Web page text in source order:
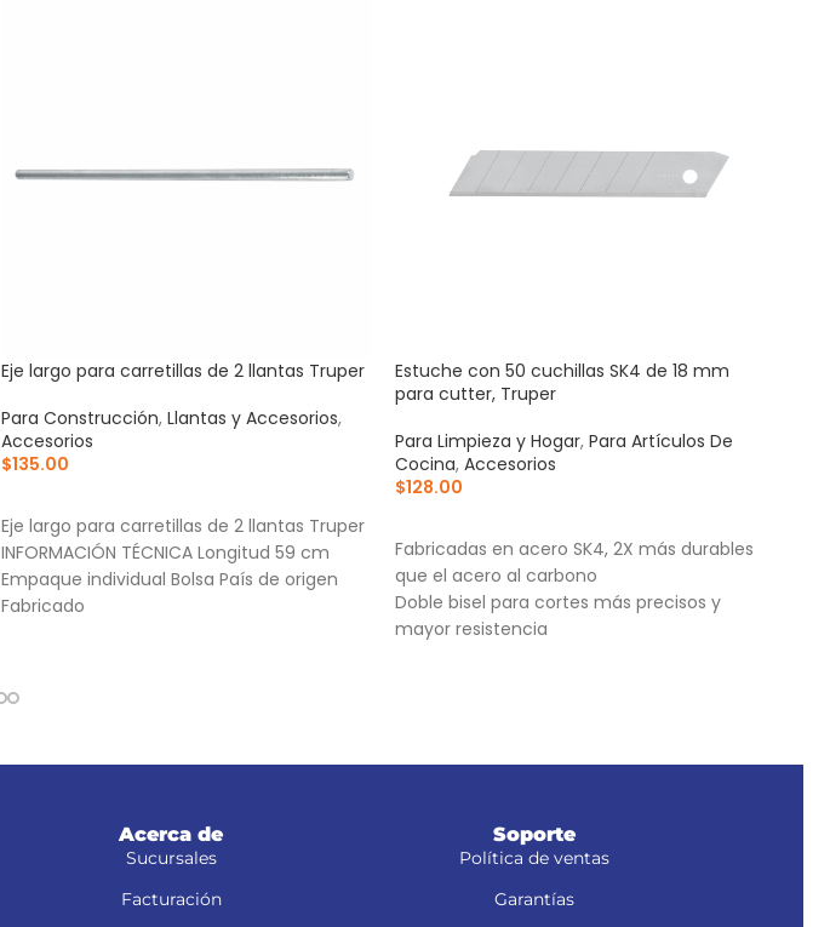
Eje largo para carretillas de 2 llantas Truper
Para Construcción, Llantas y Accesorios,
Accesorios
$135.00
Eje largo para carretillas de 2 llantas Truper
INFORMACIÓN TÉCNICA Longitud 59 cm
Empaque individual Bolsa País de origen
Fabricado
Estuche con 50 cuchillas SK4 de 18 mm
para cutter, Truper
Para Limpieza y Hogar, Para Artículos De
Cocina, Accesorios
$128.00
Fabricadas en acero SK4, 2X más durables
que el acero al carbono
Doble bisel para cortes más precisos y
mayor resistencia
Acerca de
Sucursales
Facturación
Soporte
Política de ventas
Garantías